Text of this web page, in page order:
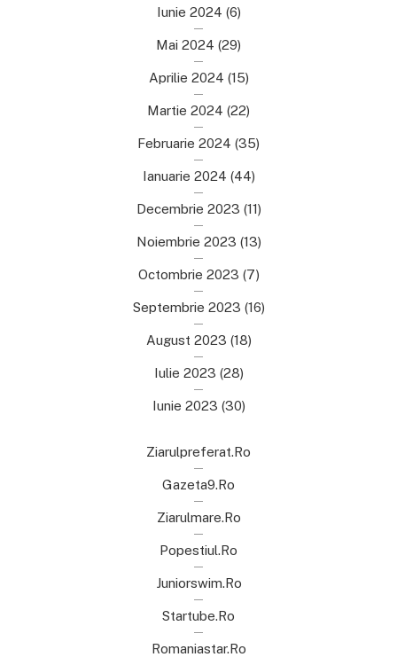
Iunie 2024 (6)
Mai 2024 (29)
Aprilie 2024 (15)
Martie 2024 (22)
Februarie 2024 (35)
Ianuarie 2024 (44)
Decembrie 2023 (11)
Noiembrie 2023 (13)
Octombrie 2023 (7)
Septembrie 2023 (16)
August 2023 (18)
Iulie 2023 (28)
Iunie 2023 (30)
Ziarulpreferat.ro
Gazeta9.ro
Ziarulmare.ro
Popestiul.ro
Juniorswim.ro
Startube.ro
Romaniastar.ro